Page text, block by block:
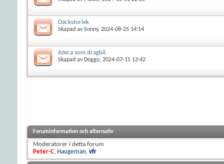
Däckstorlek
Skapad avSonny, 2024-08-25 14:14
Ateca som dragbil.
Skapad av Doggo, 2024-07-15 12:42
Foruminformation och alternativ
Moderatorer i detta forum
Peter-C, Haugeman, vfr